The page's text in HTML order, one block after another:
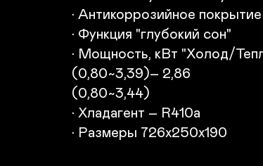
• Антикоррозийное
• Функция "глубокий сон"
• Мощность, кВт "Холод/
(0,80~3,39)– 2,86
(0,80~3,44)
• Хладагент – R410а
• Размеры 726x250x190